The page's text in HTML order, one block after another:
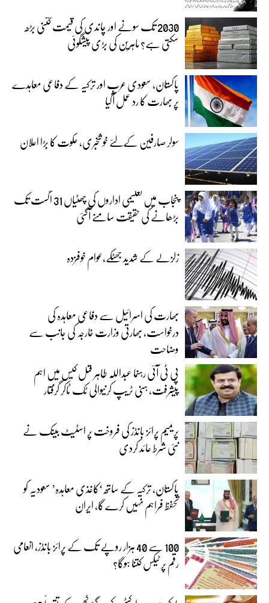
2030 تک سونے اور چاندی کی قیمت کتنی بڑھ
سکتی ہے؟ ماہرین کی بڑی پیشگوئی
پاکستان، سعودی عرب اور ترکیہ کے دفاعی معاہدے
پر بھارت کا رد عمل آگیا
سولر صارفین کےلئے خوشخبری، حکوت کا بڑا اعلان
پنجاب میں تعلیمی اداروں کی چھٹیاں 31 اگست تک
بڑھانے کی حقیقت سامنے آگئی
زلزلے کے شدید جھٹکے،عوام خوفزدہ
بھارت کی اسرائیل سے دفاعی معاہدہ کی
درخواست، بھارتی وزارت خارجہ کی جانب سے
وضاحت
پی ٹی آئی رہنما عبداللہ طاہر قتل کیس میں اہم
پیشرفت، ہنی ٹریپ کرنیوالی ٹک ٹاکر گرفتار
پریمیم پرائز بانڈز کی فروخت پر اسٹیٹ بینک نے
نئی شرط عائد کردی
پاکستان، ترکیہ کے ساتھ ‘کاغذی معاہدہ’ سعودیہ کو
تحفظ فراہم نہیں کرے گا، ایران
100 سے 40 ہزار روپے تک کے پرائز بانڈز، انعامی
رقم پر ٹیکس کتنا ہوگا؟